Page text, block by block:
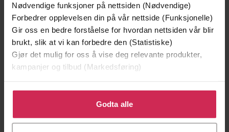
Nødvendige funksjoner på nettsiden (Nødvendige)
Forbedrer opplevelsen din på vår nettside (Funksjonelle)
Gir oss en bedre forståelse for hvordan nettsiden vår blir
brukt, slik at vi kan forbedre den (Statistiske)
Gjør det mulig for oss å vise deg relevante produkter,
kampanjer og tilbud (Markedsføring)
Klikk på «Godta alle» for å gi oss ditt samtykke til å
bruke cookies for alle disse formålene. Du kan også
tilpasse ditt samtykke til spesifikke formål ved å klikke
Godta alle
89,-
Love and Shame and Love
Peter Orner
EBOK
89,-
Esther Stories
Peter Orner